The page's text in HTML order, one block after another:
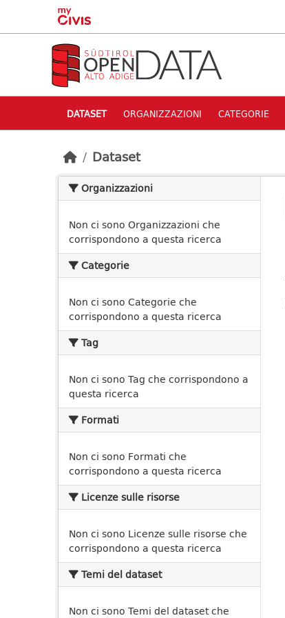
Skip to main content
DATASET ORGANIZZAZIONI CATEGORIE
Dataset
Organizzazioni
Non ci sono Organizzazioni che
corrispondono a questa ricerca
Categorie
Non ci sono Categorie che
corrispondono a questa ricerca
Tag
Non ci sono Tag che corrispondono a
questa ricerca
Formati
Non ci sono Formati che
corrispondono a questa ricerca
Licenze sulle risorse
Non ci sono Licenze sulle risorse che
corrispondono a questa ricerca
Temi del dataset
Non ci sono Temi del dataset che